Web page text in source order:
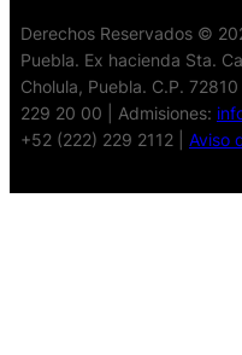
Derechos Reservados ©
Puebla. Ex hacienda Sta.
Cholula, Puebla. C.P.
229 20 00 | Admisiones:
+52 (222) 229 2112 | Aviso